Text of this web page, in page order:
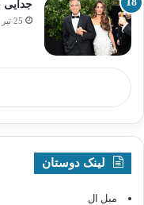
جدایی
25 تیر 1405
لینک دوستان
مبل ال